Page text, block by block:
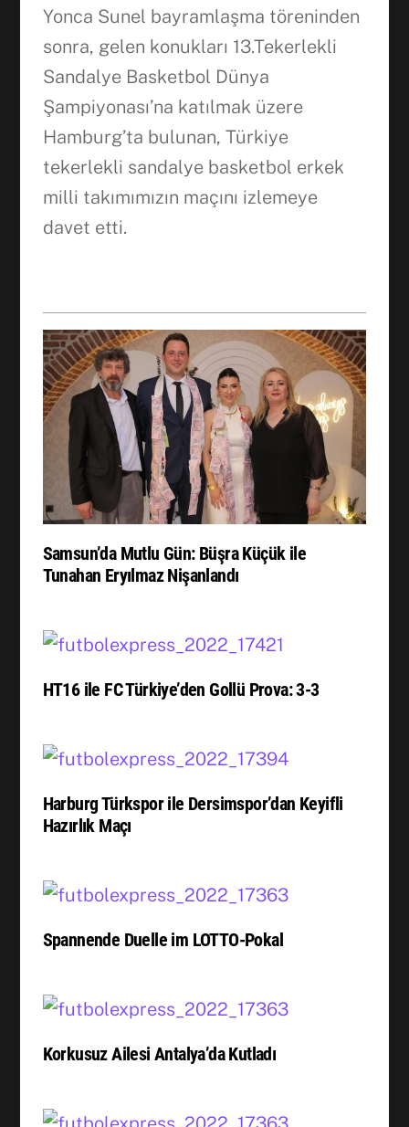
Yonca Sunel bayramlaşma töreninden
sonra, gelen konukları 13.Tekerlekli
Sandalye Basketbol Dünya
Şampiyonası’na katılmak üzere
Hamburg’ta bulunan, Türkiye
tekerlekli sandalye basketbol erkek
milli takımımızın maçını izlemeye
davet etti.
Samsun’da Mutlu Gün: Büşra Küçük ile
Tunahan Eryılmaz Nişanlandı
HT16 ile FC Türkiye’den Gollü Prova: 3-3
Harburg Türkspor ile Dersimspor’dan Keyifli
Hazırlık Maçı
Spannende Duelle im LOTTO-Pokal
Korkusuz Ailesi Antalya’da Kutladı